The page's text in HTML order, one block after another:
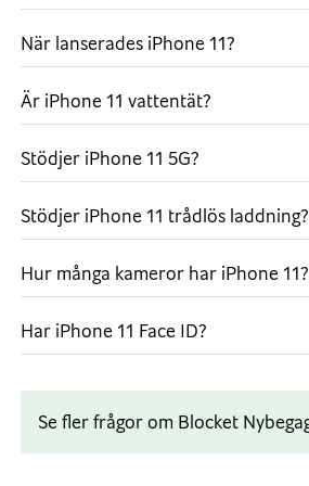
omgivning. Nytt är också att du nu
Hastighet före allt
Är du en frekvent
för dig! Den är ännu snabbare än
energieffektivt som möjligt så att
den här telefonen alltid garanterar
funktioner och spel. För
Ladda trådlöst
telefonen trådlöst.
När lanserades iPhone 11?
Är iPhone 11 vattentät?
Stödjer iPhone 11 5G?
Stödjer iPhone 11 trådlös laddning?
Hur många kameror har iPhone 11?
Har iPhone 11 Face ID?
Se fler frågor om Blocket